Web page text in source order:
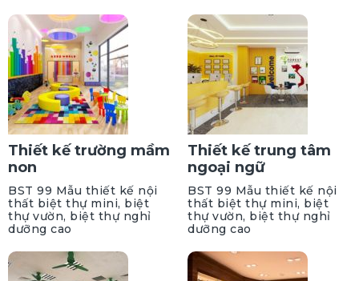
Thiết kế trường mầm
non
BST 99 Mẫu thiết kế nội
thất biệt thự mini, biệt
thự vườn, biệt thự nghỉ
dưỡng cao
Thiết kế trung tâm
ngoại ngữ
BST 99 Mẫu thiết kế nội
thất biệt thự mini, biệt
thự vườn, biệt thự nghỉ
dưỡng cao